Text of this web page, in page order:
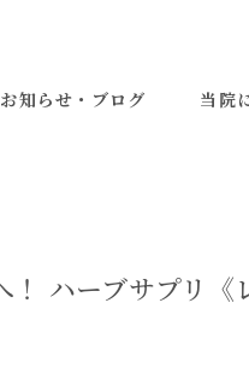
お知らせ・ブログ 当院
ハーブサプリ《